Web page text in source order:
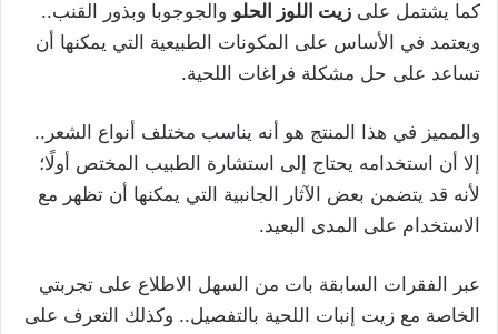
كما يشتمل على زيت اللوز الحلو والجوجوبا وبذور القنب..
ويعتمد في الأساس على المكونات الطبيعية التي يمكنها أن
تساعد على حل مشكلة فراغات اللحية.
والمميز في هذا المنتج هو أنه يناسب مختلف أنواع الشعر..
إلا أن استخدامه يحتاج إلى استشارة الطبيب المختص أولًا؛
لأنه قد يتضمن بعض الآثار الجانبية التي يمكنها أن تظهر مع
الاستخدام على المدى البعيد.
عبر الفقرات السابقة بات من السهل الاطلاع على تجربتي
الخاصة مع زيت إنبات اللحية بالتفصيل.. وكذلك التعرف على